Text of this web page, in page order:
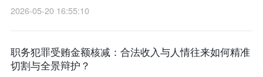
2026-05-20 16:55:10
职务犯罪受贿金额核减：合法收入与人情往来如何精准
切割与全景辩护？